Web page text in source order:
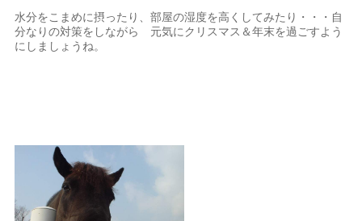
水分をこまめに摂ったり、部屋の湿度を高くしてみたり・・・自
分なりの対策をしながら 元気にクリスマス＆年末を過ごすよう
にしましょうね。